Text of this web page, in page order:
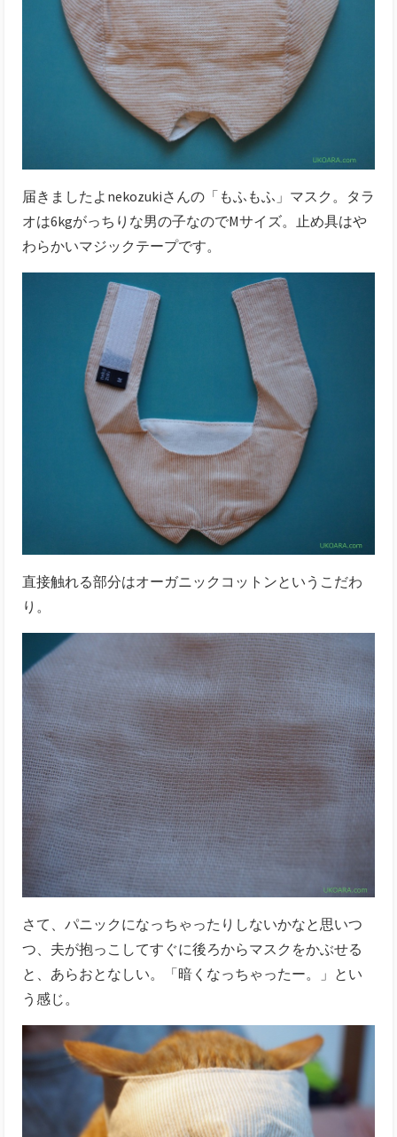
届きましたよnekozukiさんの「もふもふ」マスク。タラ
オは6kgがっちりな男の子なのでMサイズ。止め具はや
わらかいマジックテープです。
直接触れる部分はオーガニックコットンというこだわ
り。
さて、パニックになっちゃったりしないかなと思いつ
つ、夫が抱っこしてすぐに後ろからマスクをかぶせる
と、あらおとなしい。「暗くなっちゃったー。」とい
う感じ。